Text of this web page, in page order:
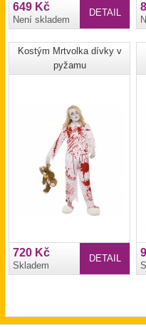
DETAIL
649 Kč
Není skladem
Kostým Mrtvolka dívky v
pyžamu
DETAIL
720 Kč
Skladem